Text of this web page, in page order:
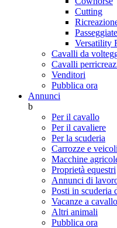
Cutting
Passeggiate
Versatility
Cavalli da
Cavalli
Venditori
Pubblica ora
Annunci
b
Per il cavallo
Per il cavaliere
Per la scuderia
Carrozze e veicoli
Macchine
Proprietà equestri
Annunci di
Posti in scuderia
Vacanze a cavallo
Altri animali
Pubblica ora